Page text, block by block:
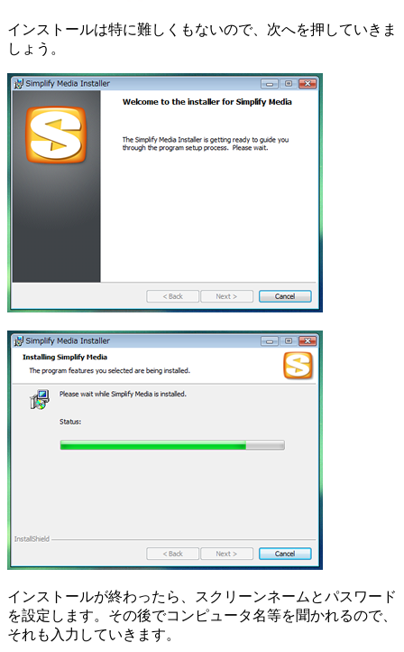
インストールは特に難しくもないので、次へを押していきま
しょう。
インストールが終わったら、スクリーンネームとパスワード
を設定します。その後でコンピュータ名等を聞かれるので、
それも入力していきます。